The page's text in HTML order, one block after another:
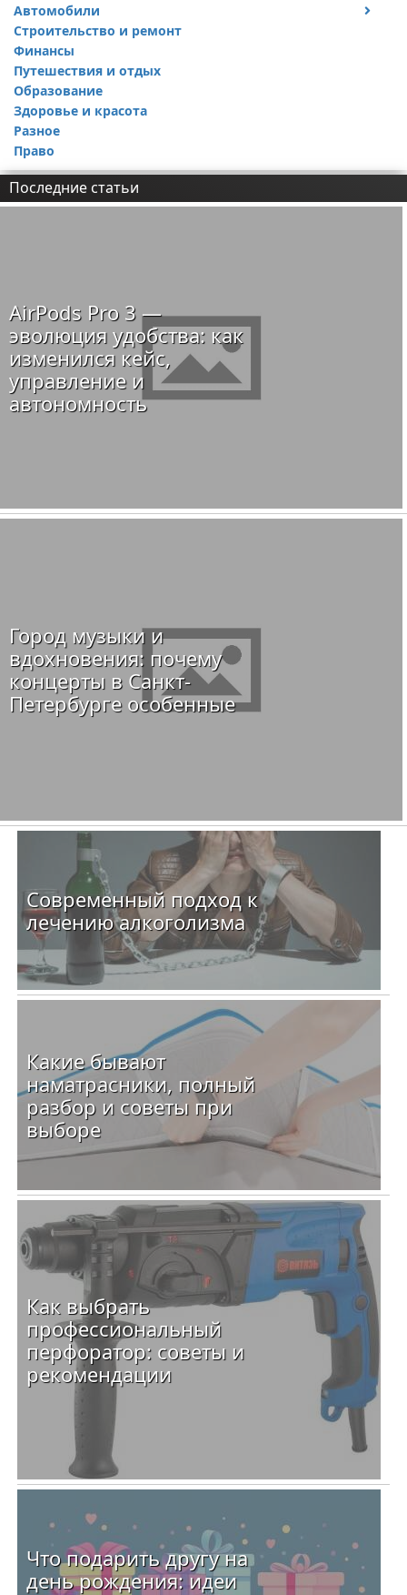
Тесты и обзоры устройств
Автомобили
Ремонт авто
Строительство и ремонт
Финансы
Путешествия и отдых
Образование
Здоровье и красота
Разное
Право
Последние статьи
AirPods Pro 3 —
эволюция удобства: как
изменился кейс,
управление и
автономность
Город музыки и
вдохновения: почему
концерты в Санкт-
Петербурге особенные
Современный подход к
лечению алкоголизма
Какие бывают
наматрасники, полный
разбор и советы при
выборе
Как выбрать
профессиональный
перфоратор: советы и
рекомендации
Что подарить другу на
день рождения: идеи